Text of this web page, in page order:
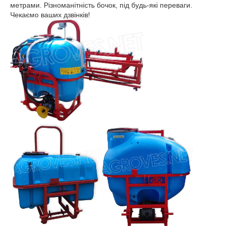
метрами. Різноманітність бочок, під будь-які переваги.
Чекаємо ваших дзвінків!